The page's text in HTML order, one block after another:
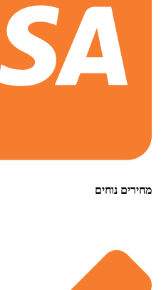
מחירים נוחים